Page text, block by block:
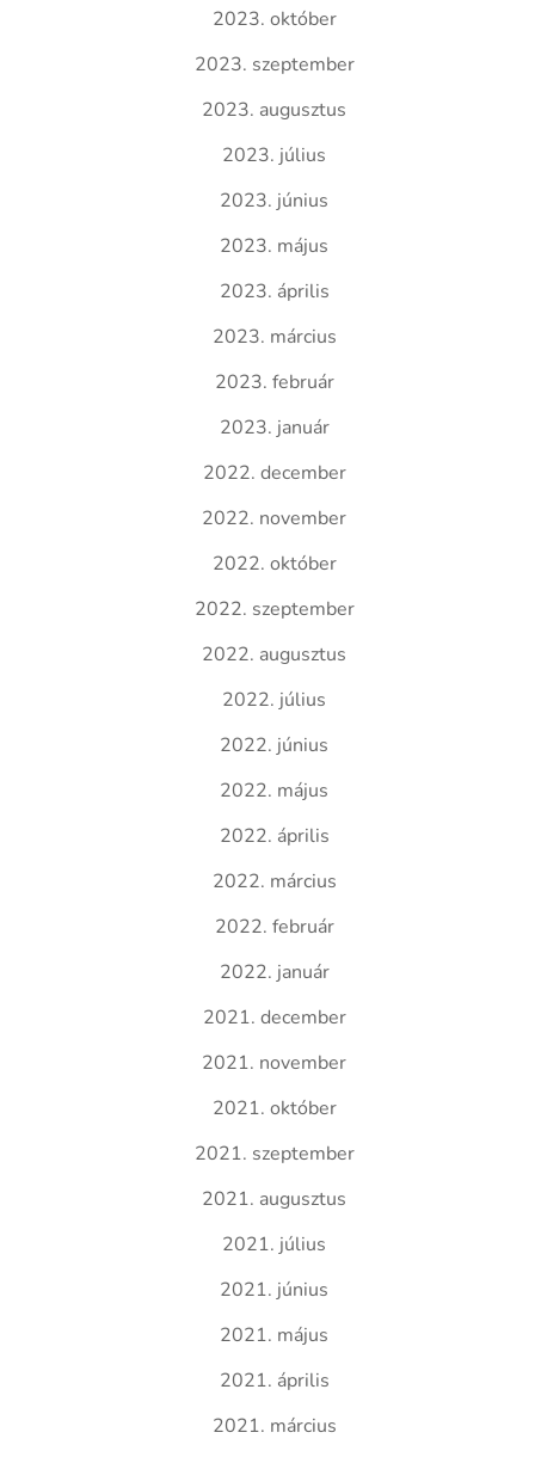
2023. október
2023. szeptember
2023. augusztus
2023. július
2023. június
2023. május
2023. április
2023. március
2023. február
2023. január
2022. december
2022. november
2022. október
2022. szeptember
2022. augusztus
2022. július
2022. június
2022. május
2022. április
2022. március
2022. február
2022. január
2021. december
2021. november
2021. október
2021. szeptember
2021. augusztus
2021. július
2021. június
2021. május
2021. április
2021. március